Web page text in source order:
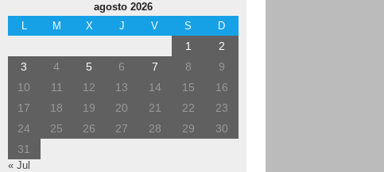
agosto 2026
L
M X J V S D
1
2
3
4 5 6 7 8
9
10
11 12 13 14 15
16
17
18 19 20 21 22
23
24
25 26 27 28 29
30
31
« Jul